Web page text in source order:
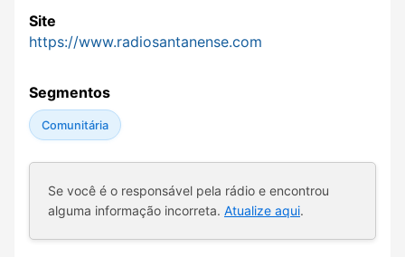
Site
https://www.radiosantanense.com
Segmentos
Comunitária
Se você é o responsável pela rádio e encontrou
alguma informação incorreta. Atualize aqui.